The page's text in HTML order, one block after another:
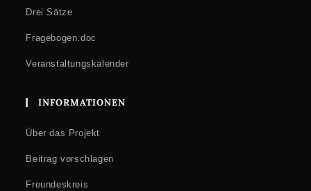
Drei Sätze
Fragebogen.doc
Veranstaltungskalender
INFORMATIONEN
Über das Projekt
Beitrag vorschlagen
Freundeskreis